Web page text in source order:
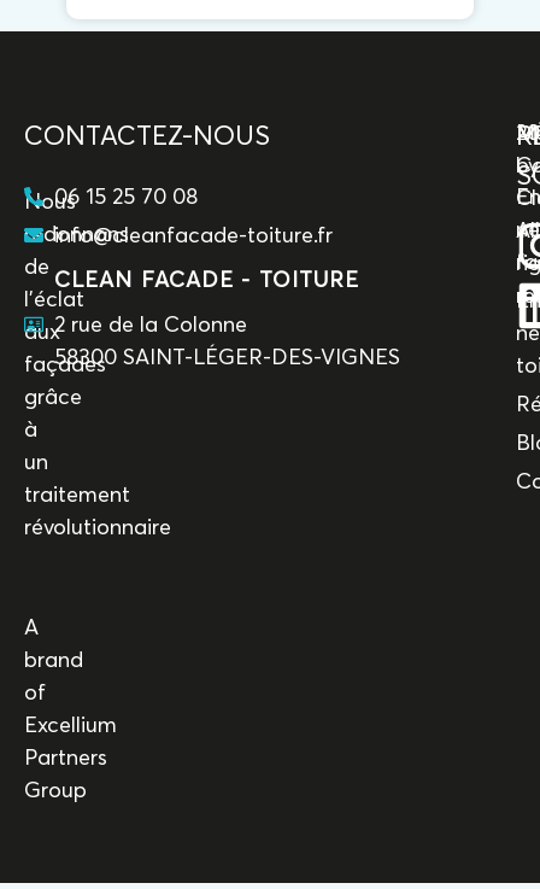
Nous
redonnons
de
l’éclat
aux
façades
grâce
à
un
traitement
révolutionnaire
A
brand
of
Excellium
Partners
Group
CONTACTEZ-NOUS
06 15 25 70 08
info@cleanfacade-toiture.fr
CLEAN FACADE - TOITURE
2 rue de la Colonne
58300 SAINT-LÉGER-DES-VIGNES
All
by